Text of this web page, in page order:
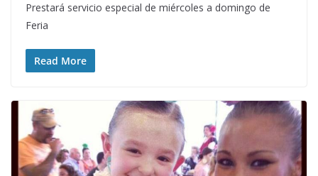
Prestará servicio especial de miércoles a domingo de
Feria
Read More